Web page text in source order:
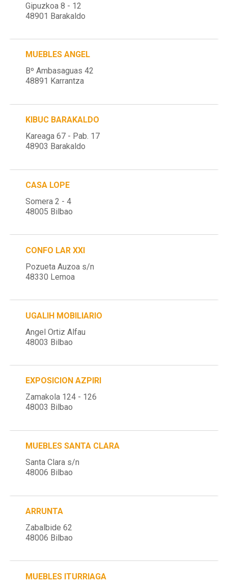
Gipuzkoa 8 - 12
48901 Barakaldo
MUEBLES ANGEL
Bº Ambasaguas 42
48891 Karrantza
KIBUC BARAKALDO
Kareaga 67 - Pab. 17
48903 Barakaldo
CASA LOPE
Somera 2 - 4
48005 Bilbao
CONFO LAR XXI
Pozueta Auzoa s/n
48330 Lemoa
UGALIH MOBILIARIO
Angel Ortiz Alfau
48003 Bilbao
EXPOSICION AZPIRI
Zamakola 124 - 126
48003 Bilbao
MUEBLES SANTA CLARA
Santa Clara s/n
48006 Bilbao
ARRUNTA
Zabalbide 62
48006 Bilbao
MUEBLES ITURRIAGA